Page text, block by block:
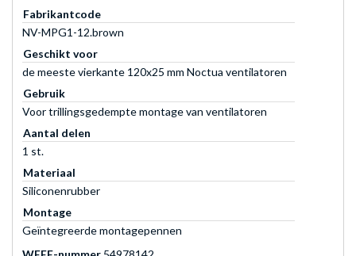
Fabrikantcode
NV-MPG1-12.brown
Geschikt voor
de meeste vierkante 120x25 mm Noctua ventilatoren
Gebruik
Voor trillingsgedempte montage van ventilatoren
Aantal delen
1 st.
Materiaal
Siliconenrubber
Montage
Geïntegreerde montagepennen